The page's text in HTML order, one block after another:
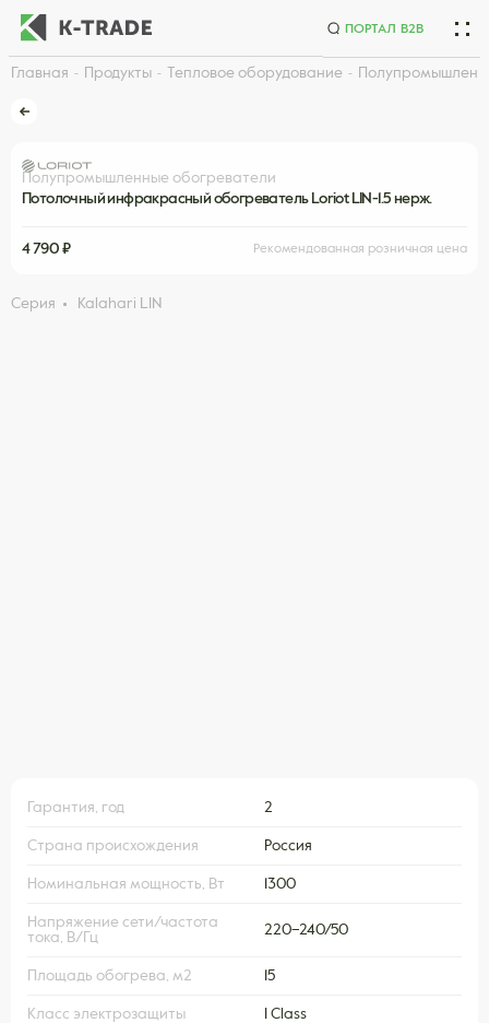
ПОРТАЛ B2B
Главная Продукты Тепловое оборудование
Полупромышленные обогреватели
Потолочный инфракрасный обогреватель Loriot LIN-1.5 нерж.
4 790 ₽ Рекомендованная розничная цена
Серия Kalahari LIN
Гарантия, год 2
Страна происхождения Россия
Номинальная мощность, Вт 1300
Напряжение сети/частота
тока, В/Гц
220–240/50
Площадь обогрева, м2 15
Класс электрозащиты I Class